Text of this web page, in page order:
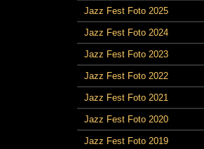
Jazz Fest Foto 2025
Jazz Fest Foto 2024
Jazz Fest Foto 2023
Jazz Fest Foto 2022
Jazz Fest Foto 2021
Jazz Fest Foto 2020
Jazz Fest Foto 2019